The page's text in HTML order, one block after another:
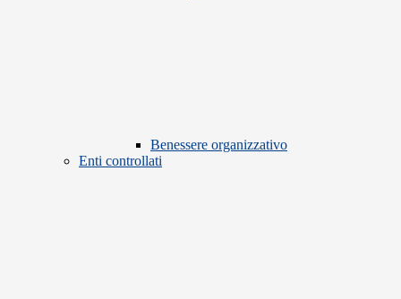
Benessere organizzativo
Enti controllati